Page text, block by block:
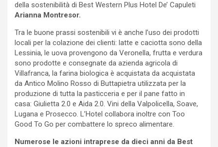
della sostenibilità di Best Western Plus Hotel De’ Capuleti
Arianna Montresor.
Tra le buone prassi sostenibili vi è anche l’uso dei prodotti
locali per la colazione dei clienti: latte e caciotta sono della
Lessinia, le uova provengono da Veronella, frutta e verdura
sono prodotte e consegnate da azienda agricola di
Villafranca, la farina biologica è acquistata da acquistata
da Antico Molino Rosso di Buttapietra utilizzata per la
produzione di tutta la pasticceria e per il pane fatto in
casa: Giulietta 2.0 e Aida 2.0. Vini della Valpolicella, Soave,
Lugana e Prosecco. L’Hotel collabora inoltre con Too
Good To Go per combattere lo spreco alimentare.
Numerose le azioni intraprese da dieci anni da Best